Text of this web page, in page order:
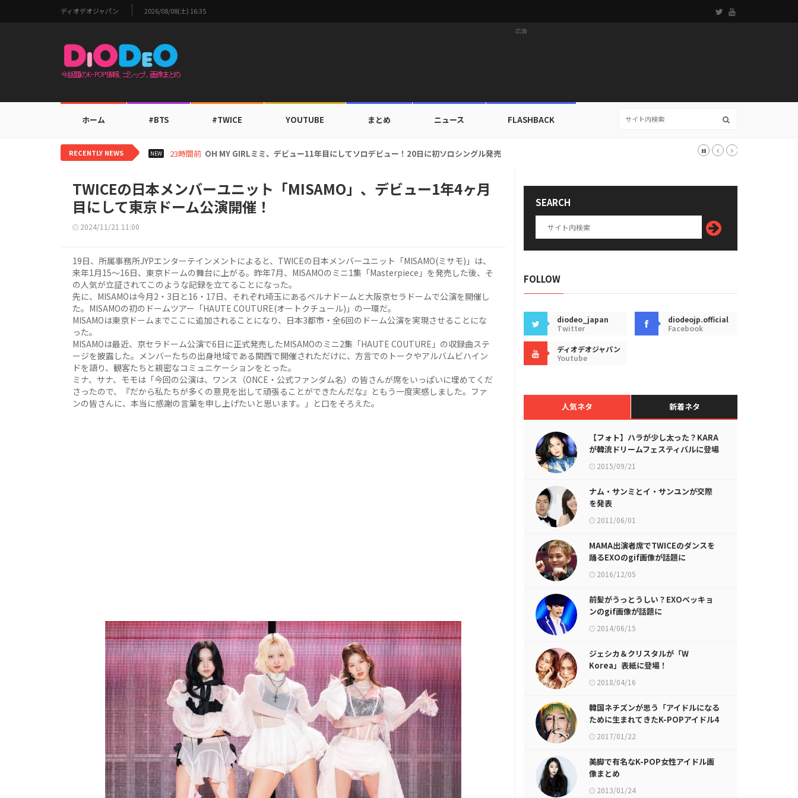
ディオデオジャパン 2026/08/08(土) 16:35
広告
ホーム #BTS #TWICE YOUTUBE まとめ ニュース FLASHBACK
RECENTLY NEWS NEW 1日前 BTS V、ワールドカップ出入証を公開…証明写真でも完璧なビジュアル！
TWICEの日本メンバーユニット「MISAMO」、デビュー1年4ヶ月
目にして東京ドーム公演開催！
2024/11/21 11:00
19日、所属事務所JYPエンターテインメントによると、TWICEの日本メンバーユニット「MISAMO(ミサモ)」は、
来年1月15～16日、東京ドームの舞台に上がる。昨年7月、MISAMOのミニ1集「Masterpiece」を発売した後、そ
の人気が立証されてこのような記録を立てることになった。
先に、MISAMOは今月2・3日と16・17日、それぞれ埼玉にあるベルナドームと大阪京セラドームで公演を開催し
た。MISAMOの初のドームツアー「HAUTE COUTURE(オートクチュール)」の一環だ。
MISAMOは東京ドームまでここに追加されることになり、日本3都市・全6回のドーム公演を実現させることにな
った。
MISAMOは最近、京セラドーム公演で6日に正式発売したMISAMOのミニ2集「HAUTE COUTURE」の収録曲ステ
ージを披露した。メンバーたちの出身地域である関西で開催されただけに、方言でのトークやアルバムビハイン
ドを語り、観客たちと親密なコミュニケーションをとった。
ミナ、サナ、モモは「今回の公演は、ワンス（ONCE・公式ファンダム名）の皆さんが席をいっぱいに埋めてくだ
さったので、『だから私たちが多くの意見を出して頑張ることができたんだな』ともう一度実感しました。ファ
ンの皆さんに、本当に感謝の言葉を申し上げたいと思います。」と口をそろえた。
SEARCH
FOLLOW
diodeo_japan
Twitter
diodeojp.official
Facebook
ディオデオジャパン
Youtube
人気ネタ 新着ネタ
【フォト】ハラが少し太った？KARA
が韓流ドリームフェスティバルに登場
2015/09/21
ナム・サンミとイ・サンユンが交際
を発表
2011/06/01
MAMA出演者席でTWICEのダンスを
踊るEXOのgif画像が話題に
2016/12/05
前髪がうっとうしい？EXOベッキョ
ンのgif画像が話題に
2014/06/15
ジェシカ＆クリスタルが「W
Korea」表紙に登場！
2018/04/16
韓国ネチズンが思う「アイドルになる
ために生まれてきたK-POPアイドル4
人」が話題に
2017/01/22
美脚で有名なK-POP女性アイドル画
像まとめ
2013/01/24